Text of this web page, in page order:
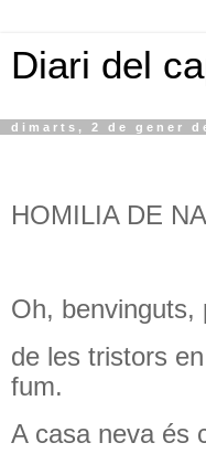
Diari del
dimarts, 2 de gener
HOMILIA DE
Oh, benvinguts,
de les tristors
fum.
A casa neva és